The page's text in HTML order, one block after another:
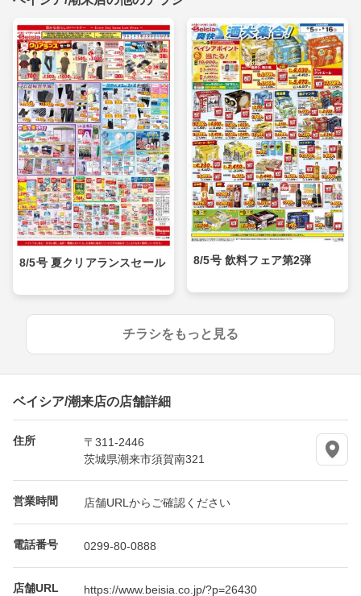
8/5号 夏クリアランスセール 8/5号 飲料フェア第2弾
チラシをもっと見る
ベイシア/潮来店の店舗詳細
住所
〒311-2446
茨城県潮来市須賀南321
営業時間 店舗URLからご確認ください
電話番号 0299-80-0888
店舗URL https://www.beisia.co.jp/?p=26430